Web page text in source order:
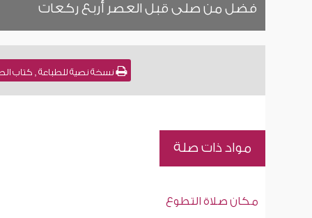
فضل من صلى قبل العصر أربع ركعات
نسخة نصية للطباعة , كتاب الصلاة - باب
مواد ذات صلة
مكان صلاة التطوع